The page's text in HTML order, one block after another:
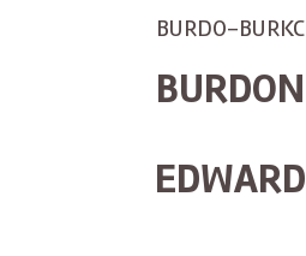
BURDO-BURKC
BURDON
EDWARD